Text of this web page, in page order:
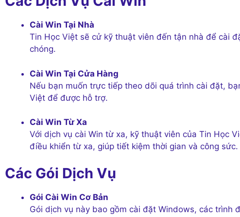
Cài Win Tại Nhà
Tin Học Việt sẽ cử kỹ thuật viên đến tận nhà để cài
chóng.
Cài Win Tại Cửa Hàng
Nếu bạn muốn trực tiếp theo dõi quá trình cài đặt,
Việt để được hỗ trợ.
Cài Win Từ Xa
Với dịch vụ cài Win từ xa, kỹ thuật viên của Tin Học
điều khiển từ xa, giúp tiết kiệm thời gian và công sức.
Các Gói Dịch Vụ
Gói Cài Win Cơ Bản
Gói dịch vụ này bao gồm cài đặt Windows, các trình